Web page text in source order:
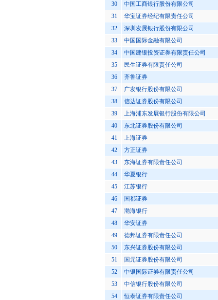
30
中国工商银行股份有限公司
31
华宝证券经纪有限责任公司
32
深圳发展银行股份有限公司
33
中国国际金融有限公司
34
中国建银投资证券有限责任公司
35
民生证券有限责任公司
36
齐鲁证券
37
广发银行股份有限公司
38
信达证券股份有限公司
39
上海浦东发展银行股份有限公司
40
东北证券股份有限公司
41
上海证券
42
方正证券
43
东海证券有限责任公司
44
华夏银行
45
江苏银行
46
国都证券
47
渤海银行
48
华安证券
49
德邦证券有限责任公司
50
东兴证券股份有限公司
51
国元证券股份有限公司
52
中银国际证券有限责任公司
53
中信银行股份有限公司
54
恒泰证券有限责任公司